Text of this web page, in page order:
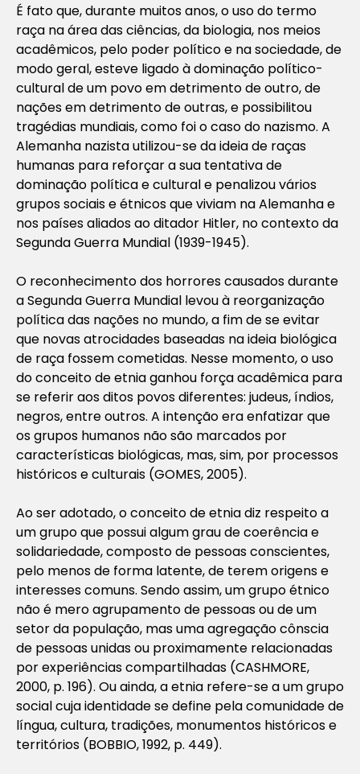
É fato que, durante muitos anos, o uso do termo
raça na área das ciências, da biologia, nos meios
acadêmicos, pelo poder político e na sociedade, de
modo geral, esteve ligado à dominação político-
cultural de um povo em detrimento de outro, de
nações em detrimento de outras, e possibilitou
tragédias mundiais, como foi o caso do nazismo. A
Alemanha nazista utilizou-se da ideia de raças
humanas para reforçar a sua tentativa de
dominação política e cultural e penalizou vários
grupos sociais e étnicos que viviam na Alemanha e
nos países aliados ao ditador Hitler, no contexto da
Segunda Guerra Mundial (1939-1945).
O reconhecimento dos horrores causados durante
a Segunda Guerra Mundial levou à reorganização
política das nações no mundo, a fim de se evitar
que novas atrocidades baseadas na ideia biológica
de raça fossem cometidas. Nesse momento, o uso
do conceito de etnia ganhou força acadêmica para
se referir aos ditos povos diferentes: judeus, índios,
negros, entre outros. A intenção era enfatizar que
os grupos humanos não são marcados por
características biológicas, mas, sim, por processos
históricos e culturais (GOMES, 2005).
Ao ser adotado, o conceito de etnia diz respeito a
um grupo que possui algum grau de coerência e
solidariedade, composto de pessoas conscientes,
pelo menos de forma latente, de terem origens e
interesses comuns. Sendo assim, um grupo étnico
não é mero agrupamento de pessoas ou de um
setor da população, mas uma agregação cônscia
de pessoas unidas ou proximamente relacionadas
por experiências compartilhadas (CASHMORE,
2000, p. 196). Ou ainda, a etnia refere-se a um grupo
social cuja identidade se define pela comunidade de
língua, cultura, tradições, monumentos históricos e
territórios (BOBBIO, 1992, p. 449).